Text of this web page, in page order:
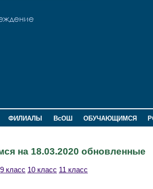
ФИЛИАЛЫ ВсОШ ОБУЧАЮЩИМСЯ
на 18.03.2020 обновленные
9 класс 10 класс 11 класс